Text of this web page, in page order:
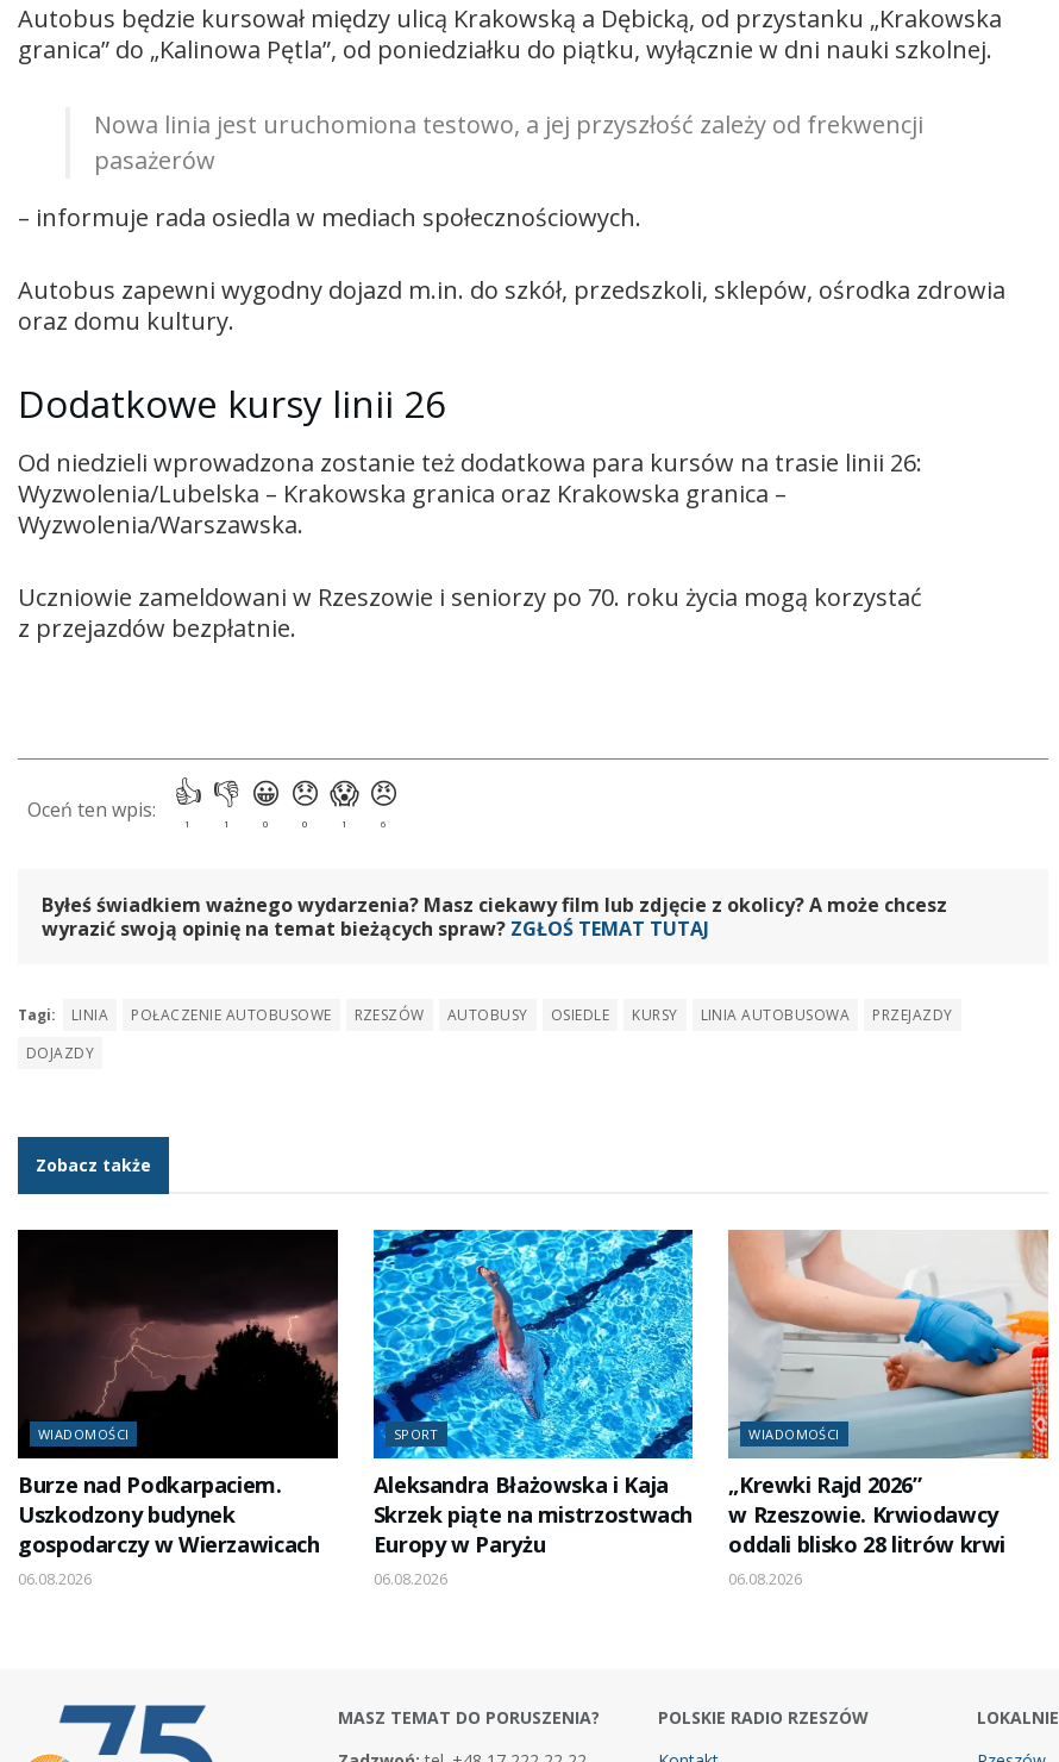
Autobus będzie kursował między ulicą Krakowską a Dębicką, od przystanku „Krakowska
granica” do „Kalinowa Pętla”, od poniedziałku do piątku, wyłącznie w dni nauki szkolnej.
Nowa linia jest uruchomiona testowo, a jej przyszłość zależy od frekwencji
pasażerów
– informuje rada osiedla w mediach społecznościowych.
Autobus zapewni wygodny dojazd m.in. do szkół, przedszkoli, sklepów, ośrodka zdrowia
oraz domu kultury.
Dodatkowe kursy linii 26
Od niedzieli wprowadzona zostanie też dodatkowa para kursów na trasie linii 26:
Wyzwolenia/Lubelska – Krakowska granica oraz Krakowska granica –
Wyzwolenia/Warszawska.
Uczniowie zameldowani w Rzeszowie i seniorzy po 70. roku życia mogą korzystać
z przejazdów bezpłatnie.
Byłeś świadkiem ważnego wydarzenia? Masz ciekawy film lub zdjęcie z okolicy? A może chcesz
wyrazić swoją opinię na temat bieżących spraw? ZGŁOŚ TEMAT TUTAJ
Tagi: LINIA POŁACZENIE AUTOBUSOWE RZESZÓW AUTOBUSY OSIEDLE KURSY LINIA AUTOBUSOWA
PRZEJAZDY
DOJAZDY
Zobacz także
WIADOMOŚCI
Burze nad Podkarpaciem.
Uszkodzony budynek
gospodarczy w Wierzawicach
06.08.2026
SPORT
Aleksandra Błażowska i Kaja
Skrzek piąte na mistrzostwach
Europy w Paryżu
06.08.2026
WIADOMOŚCI
„Krewki Rajd 2026”
w Rzeszowie. Krwiodawcy
oddali blisko 28 litrów krwi
06.08.2026
MASZ TEMAT DO PORUSZENIA?
POLSKIE RADIO RZESZÓW
LOKALNIE